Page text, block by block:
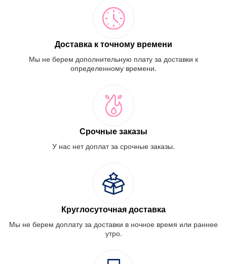
Доставка к точному времени
Мы не берем дополнительную плату за доставки к
определенному времени.
Срочные заказы
У нас нет доплат за срочные заказы.
Круглосуточная доставка
Мы не берем доплату за доставки в ночное время или раннее
утро.